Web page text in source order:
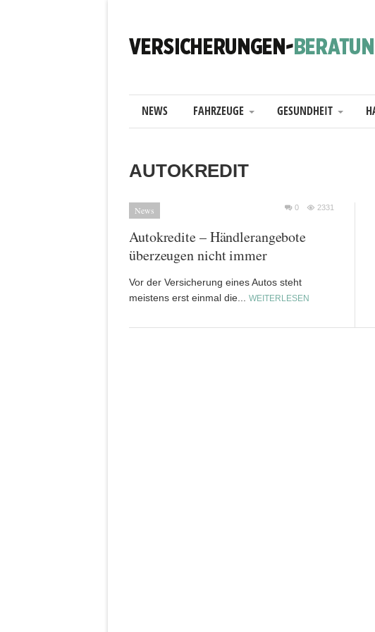
NEWS FAHRZEUGE GESUNDHEIT
AUTOKREDIT
News 2331
0
Autokredite – Händlerangebote
überzeugen nicht immer
Vor der Versicherung eines Autos steht
meistens erst einmal die... WEITERLESEN